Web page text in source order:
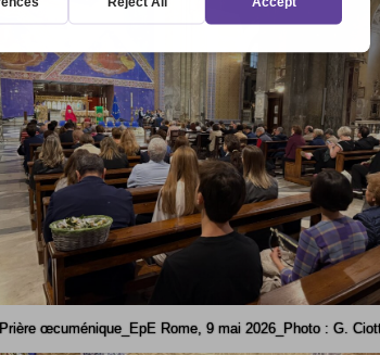
Prière œcuménique_EpE Rome, 9 mai 2026_Photo : G.